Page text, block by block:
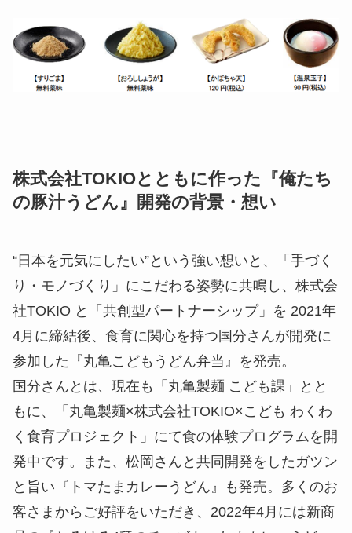
菜の甘みが特製味噌だしに加わり、よりおいしく味
わっていただけます。特製味噌だしに浸して、お召
し上がりください。まろやかにしたい方には、「温
株式会社TOKIOとともに作った『俺たち
の豚汁うどん』開発の背景・想い
“日本を元気にしたい”という強い想いと、「手づく
り・モノづくり」にこだわる姿勢に共鳴し、株式会
社TOKIO と「共創型パートナーシップ」を 2021年
4月に締結後、食育に関心を持つ国分さんが開発に
参加した『丸亀こどもうどん弁当』を発売。
国分さんとは、現在も「丸亀製麺 こども課」とと